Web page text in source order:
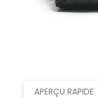
APERÇU RAPIDE